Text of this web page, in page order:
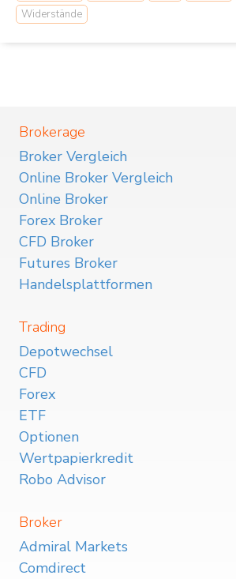
Widerstände
Brokerage
Broker Vergleich
Online Broker Vergleich
Online Broker
Forex Broker
CFD Broker
Futures Broker
Handelsplattformen
Trading
Depotwechsel
CFD
Forex
ETF
Optionen
Wertpapierkredit
Robo Advisor
Broker
Admiral Markets
Comdirect